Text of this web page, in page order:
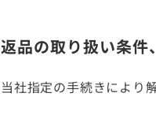
返品の取り扱い条件
当社指定の手続きにより